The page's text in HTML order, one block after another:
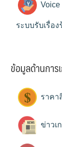
Voice
ระบบรับเรื่อ
ข้อมูลด้านกา
ราคา
ข่าวเ